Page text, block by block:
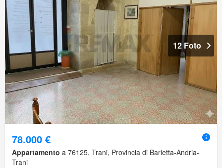
12 Foto
78.000 €
Appartamento a 76125, Trani, Provincia di Barletta-Andria-
Trani